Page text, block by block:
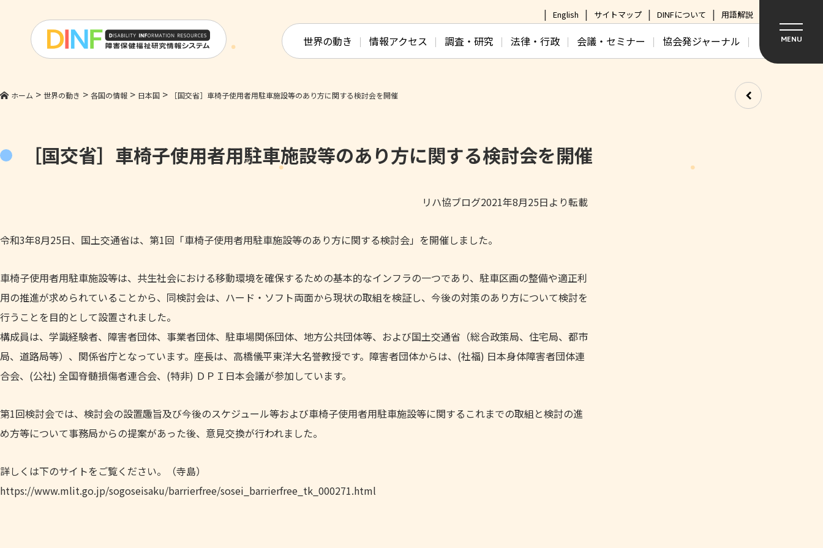
English サイトマップ DINFについて 用語解説
世界の動き 情報アクセス 調査・研究 法律・行政 会議・セミナー 協会発ジャーナル MENU
ホーム > 世界の動き > 各国の情報 > 日本国 > ［国交省］車椅子使用者用駐車施設等のあり方に関する検討会を開催
［国交省］車椅子使用者用駐車施設等のあり方に関する検討会を開催
リハ協ブログ2021年8月25日より転載
令和3年8月25日、国土交通省は、第1回「車椅子使用者用駐車施設等のあり方に関する検討会」を開催しました。
車椅子使用者用駐車施設等は、共生社会における移動環境を確保するための基本的なインフラの一つであり、駐車区画の整備や適正利
用の推進が求められていることから、同検討会は、ハード・ソフト両面から現状の取組を検証し、今後の対策のあり方について検討を
行うことを目的として設置されました。
構成員は、学識経験者、障害者団体、事業者団体、駐車場関係団体、地方公共団体等、および国土交通省（総合政策局、住宅局、都市
局、道路局等）、関係省庁となっています。座長は、高橋儀平東洋大名誉教授です。障害者団体からは、(社福) 日本身体障害者団体連
合会、(公社) 全国脊髄損傷者連合会、(特非) ＤＰＩ日本会議が参加しています。
第1回検討会では、検討会の設置趣旨及び今後のスケジュール等および車椅子使用者用駐車施設等に関するこれまでの取組と検討の進
め方等について事務局からの提案があった後、意見交換が行われました。
詳しくは下のサイトをご覧ください。（寺島）
https://www.mlit.go.jp/sogoseisaku/barrierfree/sosei_barrierfree_tk_000271.html